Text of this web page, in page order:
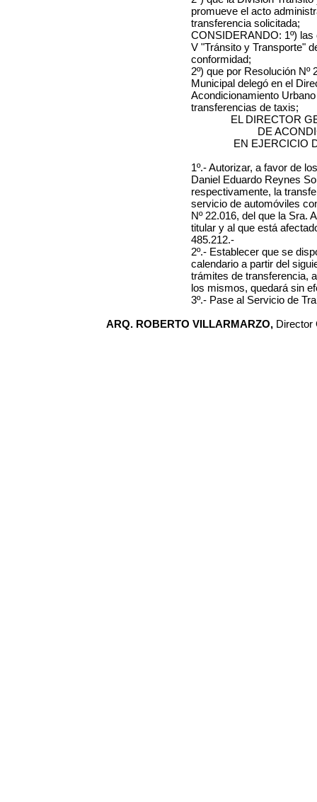
promueve el acto
transferencia solicitada;
CONSIDERANDO: 1º)
V "Tránsito y Transporte"
conformidad;
2º) que por Resolución Nº
Municipal delegó en el
Acondicionamiento
transferencias de taxis;
EL DIRECTOR
DE
EN EJERCICIO
1º.- Autorizar, a favor de
Daniel Eduardo Reynes
respectivamente, la
servicio de automóviles
Nº 22.016, del que la Sra.
titular y al que está
485.212.-
2º.- Establecer que se
calendario a partir del
trámites de transferencia,
los mismos, quedará sin
3º.- Pase al Servicio de
ARQ. ROBERTO VILLARMARZO, Director